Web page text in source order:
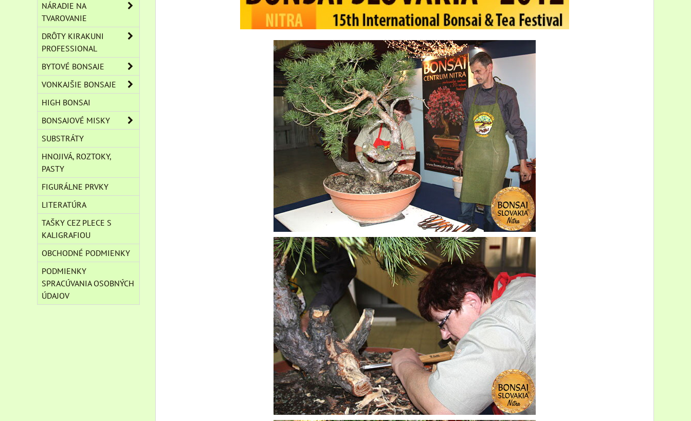
NÁRADIE NA
TVAROVANIE
DRÔTY KIRAKUNI
PROFESSIONAL
BYTOVÉ BONSAJE
VONKAJŠIE BONSAJE
HIGH BONSAI
BONSAJOVÉ MISKY
SUBSTRÁTY
HNOJIVÁ, ROZTOKY,
PASTY
FIGURÁLNE PRVKY
LITERATÚRA
TAŠKY CEZ PLECE S
KALIGRAFIOU
OBCHODNÉ PODMIENKY
PODMIENKY
SPRACÚVANIA OSOBNÝCH
ÚDAJOV